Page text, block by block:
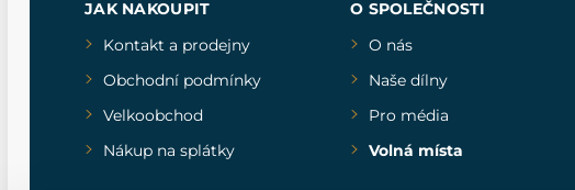
JAK NAKOUPIT
Kontakt a prodejny
Obchodní podmínky
Velkoobchod
Nákup na splátky
O SPOLEČNOSTI
O nás
Naše dílny
Pro média
Volná místa